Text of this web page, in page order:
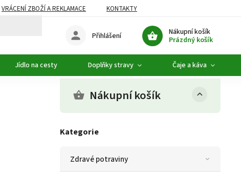
VRÁCENÍ ZBOŽÍ A REKLAMACE
KONTAKTY
Nákupní košík
Prázdný košík
Přihlášení
Jídlo na cesty Doplňky stravy Čaje a káva
Nákupní košík
Kategorie
Zdravé potraviny